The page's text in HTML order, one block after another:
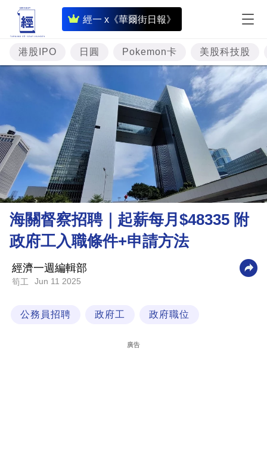
經一 x《華爾街日報》
即
時
財
經
專
題
投
資
樓
市
理
財
商
業
科
港股IPO 日圓 Pokemon卡 美股科技股
海關督察招聘｜起薪每月$48335 附
政府工入職條件+申請方法
經濟一週編輯部
筍工 Jun 11 2025
公務員招聘 政府工 政府職位
廣告